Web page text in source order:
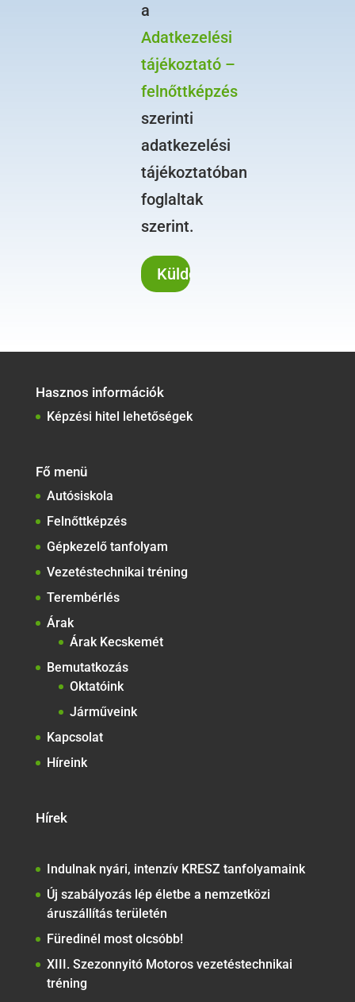
a
Adatkezelési
tájékoztató –
felnőttképzés
szerinti
adatkezelési
tájékoztatóban
foglaltak
szerint.
Hasznos információk
Képzési hitel lehetőségek
Fő menü
Autósiskola
Felnőttképzés
Gépkezelő tanfolyam
Vezetéstechnikai tréning
Terembérlés
Árak
Árak Kecskemét
Bemutatkozás
Oktatóink
Járműveink
Kapcsolat
Híreink
Hírek
Indulnak nyári, intenzív KRESZ tanfolyamaink
Új szabályozás lép életbe a nemzetközi
áruszállítás területén
Füredinél most olcsóbb!
XIII. Szezonnyitó Motoros vezetéstechnikai
tréning